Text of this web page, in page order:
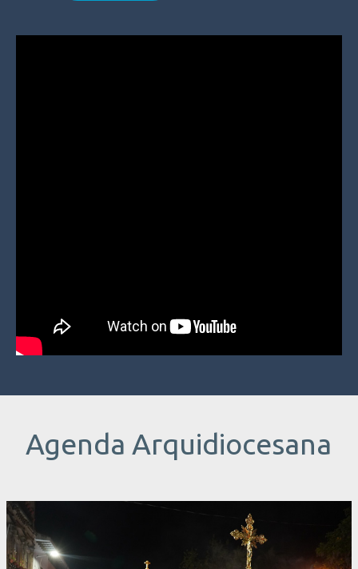
Agenda Arquidiocesana